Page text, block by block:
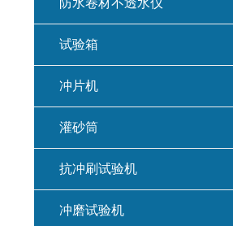
防水卷材不透水仪
试验箱
冲片机
灌砂筒
抗冲刷试验机
冲磨试验机